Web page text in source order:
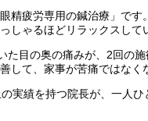
精疲労専用の鍼治療」で
しゃるほどリラックスして
た目の奥の痛みが、2回の
して、家事が苦痛ではなく
実績を持つ院長が、一人